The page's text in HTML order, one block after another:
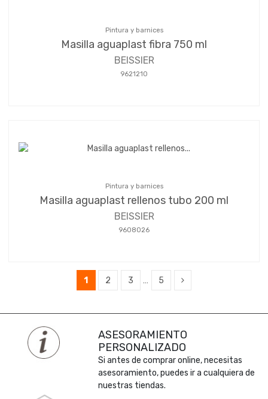
Pintura y barnices
Masilla aguaplast fibra 750 ml
BEISSIER
9621210
Pintura y barnices
Masilla aguaplast rellenos tubo 200 ml
BEISSIER
9608026
1 2 3 … 5
ASESORAMIENTO
PERSONALIZADO
Si antes de comprar online, necesitas
asesoramiento, puedes ir a cualquiera de
nuestras tiendas.